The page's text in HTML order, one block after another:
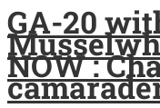
GA-20
NOW :